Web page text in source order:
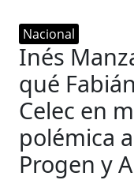
Nacional
Inés
qué
Celec en
polémica
Progen y